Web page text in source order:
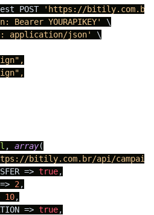
POST
'https://bitily.com.br/
YOURAPIKEY'
\
application/json'
\
, array(
bitily.com.br/api/
=>
true,
2,
10,
=>
true,